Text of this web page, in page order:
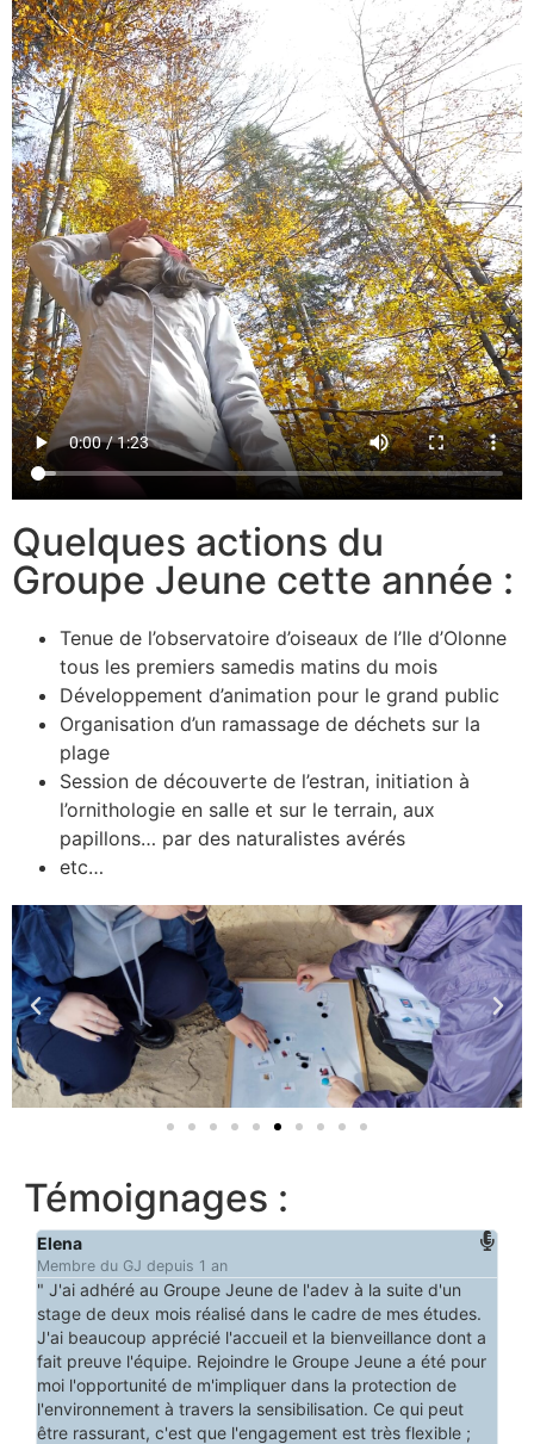
Quelques actions du
Groupe Jeune cette année :
Tenue de l’observatoire d’oiseaux de l’Ile d’Olonne
tous les premiers samedis matins du mois
Développement d’animation pour le grand public
Organisation d’un ramassage de déchets sur la
plage
Session de découverte de l’estran, initiation à
l’ornithologie en salle et sur le terrain, aux
papillons… par des naturalistes avérés
etc…
Témoignages :
Elena
Membre du GJ depuis 1 an
" J'ai adhéré au Groupe Jeune de l'adev à la suite d'un
stage de deux mois réalisé dans le cadre de mes études.
J'ai beaucoup apprécié l'accueil et la bienveillance dont a
fait preuve l'équipe. Rejoindre le Groupe Jeune a été pour
moi l'opportunité de m'impliquer dans la protection de
l'environnement à travers la sensibilisation. Ce qui peut
être rassurant, c'est que l'engagement est très flexible ;